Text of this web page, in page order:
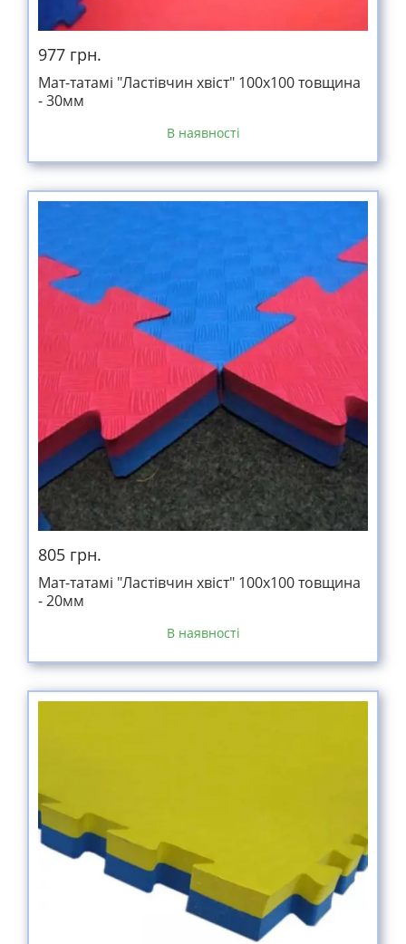
977 грн.
Мат-татамі "Ластівчин хвіст" 100х100 товщина
- 30мм
В наявності
805 грн.
Мат-татамі "Ластівчин хвіст" 100х100 товщина
- 20мм
В наявності